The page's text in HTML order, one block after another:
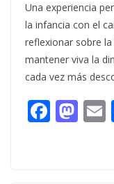
Una experiencia
la infancia con el
reflexionar sobre
mantener viva la
cada vez más
F M